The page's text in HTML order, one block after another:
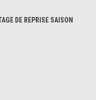
DE REPRISE SAISON